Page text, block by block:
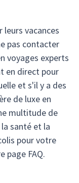
leurs vacances
pas contacter
voyages experts
en direct pour
et s'il y a des
de luxe en
multitude de
santé et la
pour votre
page FAQ.